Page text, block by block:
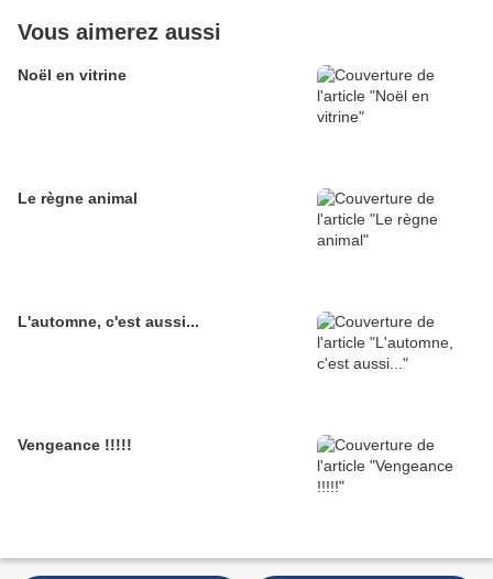
Vous aimerez aussi
Noël en vitrine
Le règne animal
L'automne, c'est aussi...
Vengeance !!!!!